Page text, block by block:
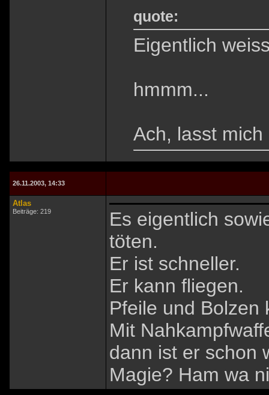
quote:
Eigentlich
hmmm...
Ach, lasst
26.11.2003, 14:33
Atlas
Beiträge: 219
Es eigentlich
töten.
Er ist schneller.
Er kann fliegen.
Pfeile und Bolzen
Mit
dann ist er schon
Magie? Ham wa